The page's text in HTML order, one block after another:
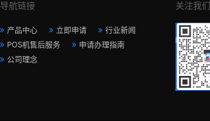
导航链接
产品中心 立即申请
行业新闻
POS机售后服务
申请办理指南
公司理念
关注我们